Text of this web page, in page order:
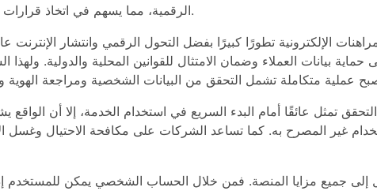
الرقمية، مما يسهم في اتخاذ قرارات أكثر وعيًا أثناء بدء الاستخدام ومتابعة الخدمات المختلفة.
الإلكترونية تطورًا كبيرًا بفضل التحول الرقمي وانتشار
بيانات العملاء وضمان الامتثال للقوانين المحلية والدولية.
تمثل عائقًا أمام البدء السريع في استخدام الخدمة، إلا أن
غير المصرح به. كما تساعد الشركات على مكافحة الاحتيال وغسل
إلى جميع مزايا المنصة. فمن خلال الحساب الشخصي يمكن للمستخدم